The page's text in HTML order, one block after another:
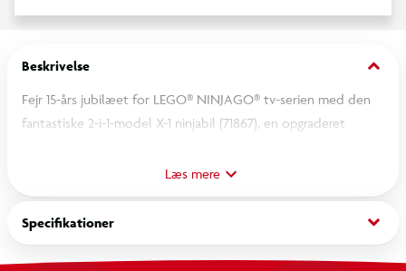
Beskrivelse keyboard_arrow_down
Fejr 15-års jubilæet for LEGO® NINJAGO® tv-serien med den
fantastiske 2-i-1-model X-1 ninjabil (71867), en opgraderet
legetøjskøretøjer i 1 giver fans fra 14 år uendelige muligheder
for dynamisk leg og udstilling.
Byggesættet til teenagedrenge og -piger omfatter 3
NINJAGO-minifigurer: Kai, den onde general Cryptor og
skyggens elementmester, der optræder i et sæt for første
Læs mere
Specifikationer keyboard_arrow_down